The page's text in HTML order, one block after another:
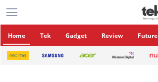
Home Tek Gadget Review Future